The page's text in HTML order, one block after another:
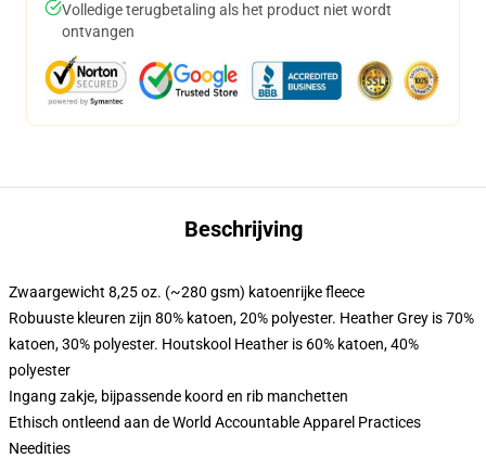
Volledige terugbetaling als het product niet wordt
ontvangen
Beschrijving
Zwaargewicht 8,25 oz. (~280 gsm) katoenrijke fleece
Robuuste kleuren zijn 80% katoen, 20% polyester. Heather Grey is 70%
katoen, 30% polyester. Houtskool Heather is 60% katoen, 40%
polyester
Ingang zakje, bijpassende koord en rib manchetten
Ethisch ontleend aan de World Accountable Apparel Practices
Needities